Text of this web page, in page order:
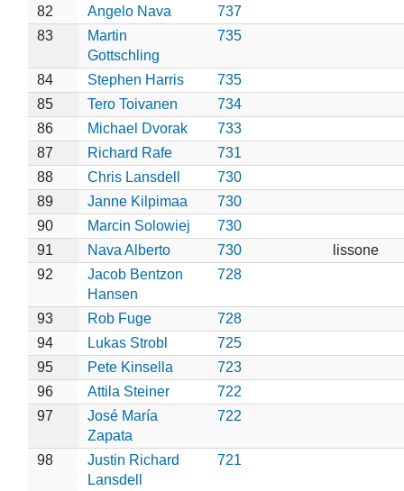
82 Angelo Nava
737
83
Martin
Gottschling
735
84 Stephen Harris
735
85
Tero Toivanen
734
86
Michael Dvorak
733
87
Richard Rafe
731
88
Chris Lansdell
730
89
Janne Kilpimaa
730
90
Marcin Solowiej
730
91
Nava Alberto 730
lissone
92
Jacob Bentzon
Hansen
728
93 Rob Fuge
728
94
Lukas Strobl
725
95
Pete Kinsella
723
96
Attila Steiner
722
97
José María
Zapata
722
98
Justin Richard
Lansdell
721